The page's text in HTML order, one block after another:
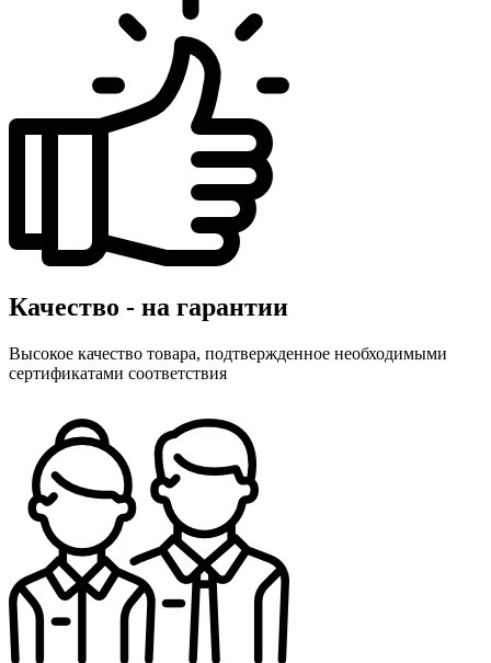
Качество - на гарантии
Высокое качество товара, подтвержденное необходимыми
сертификатами соответствия